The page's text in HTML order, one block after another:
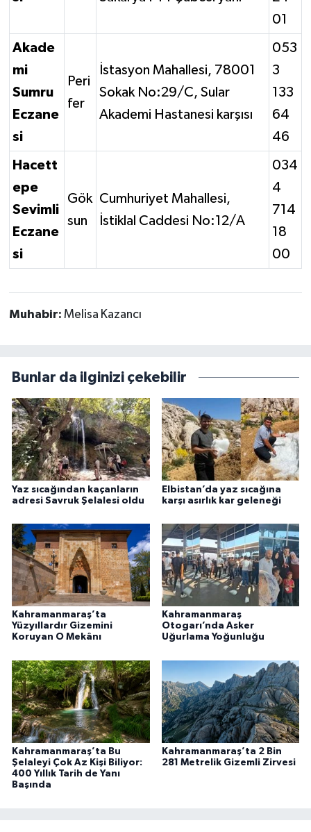
01
Akade
mi
Sumru
Eczane
si
Peri
fer
İstasyon Mahallesi, 78001
Sokak No:29/C, Sular
Akademi Hastanesi karşısı
053
3
133
64
46
Hacett
epe
Sevimli
Eczane
si
Gök
sun
Cumhuriyet Mahallesi,
İstiklal Caddesi No:12/A
034
4
714
18
00
Muhabir: Melisa Kazancı
Bunlar da ilginizi çekebilir
Yaz sıcağından kaçanların
adresi Savruk Şelalesi oldu
Elbistan’da yaz sıcağına
karşı asırlık kar geleneği
Kahramanmaraş’ta
Yüzyıllardır Gizemini
Koruyan O Mekânı
Kahramanmaraş
Otogarı’nda Asker
Uğurlama Yoğunluğu
Kahramanmaraş’ta Bu
Şelaleyi Çok Az Kişi Biliyor:
400 Yıllık Tarih de Yanı
Başında
Kahramanmaraş’ta 2 Bin
281 Metrelik Gizemli Zirvesi